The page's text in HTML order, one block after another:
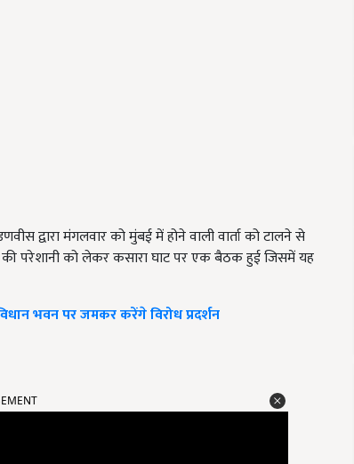
द्वारा मंगलवार को मुंबई में होने वाली वार्ता को टालने से
की परेशानी को लेकर कसारा घाट पर एक बैठक हुई जिसमें यह
भवन पर जमकर करेंगे विरोध प्रदर्शन